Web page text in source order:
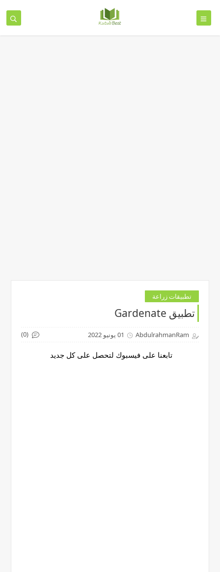
تطبيقات زراعة
تطبيق Gardenate
AbdulrahmanRam 01 يونيو 2022 (0)
تابعنا على فيسبوك لتحصل على كل جديد